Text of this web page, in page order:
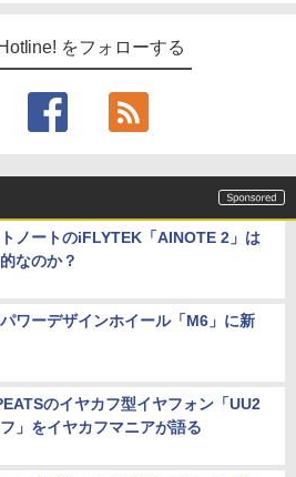
をフォローする
ノートのiFLYTEK「AINOTE 2」は
なのか？
ワーデザインホイール「M6」に新
のイヤカフ型イヤフォン「UU2
」をイヤカフマニアが語る